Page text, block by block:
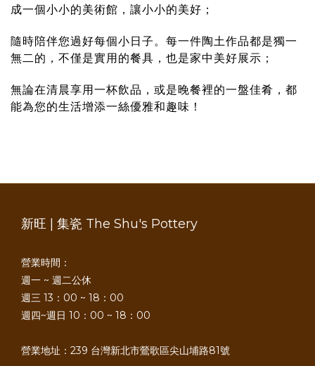
成一個小小的美術館，讓小小的美好；
隨時陪伴您過好每個小日子。每一件陶土作品都是獨一
無二的，不僅是實用的餐具，也是家中美好展示；
無論在清晨享用一杯飲品，或是晚餐裡的一盤佳肴，都
能為您的生活增添一絲優雅和趣味！
新旺 | 集瓷 The Shu's Pottery
營業時間：
週一 ~ 週二公休
週三 13：00 ~ 18：00
週四~週日 10：00 ~ 18：00
營業地址：239 台灣新北市鶯歌區尖山埔路81號